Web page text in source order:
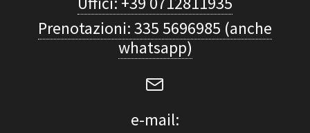
Prenotazioni: 335 5696985 (anche
whatsapp)
e-mail: